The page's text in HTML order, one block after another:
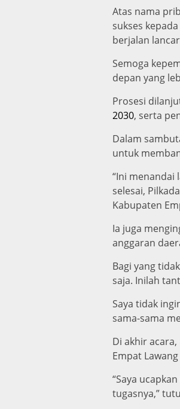
Atas nama
sukses
berjalan
Semoga
depan yang
Prosesi
2030, serta
Dalam
untuk
“Ini menandai
selesai,
Kabupaten
Ia juga
anggaran
Bagi yang
saja. Inilah
Saya tidak
sama-sama
Di akhir
Empat
“Saya
tugasnya,”